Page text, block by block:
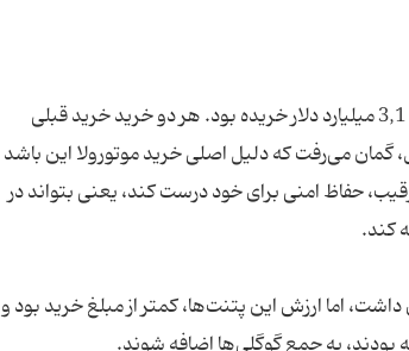
گوگل پیش از آن یوتیوب را با مبلغ 1,7 میلیارد دلار و DoubleClick را با ملبغ 3,1 میلیارد دلار خریده بود. هر دو خرید خرید قبلی
گمان می‌رفت که دلیل اصلی خرید موتورولا این باشد
حفاظ امنی برای خود درست کند، یعنی بتواند در
اما ارزش این پتنت‌ها، کمتر از مبلغ خرید بود و